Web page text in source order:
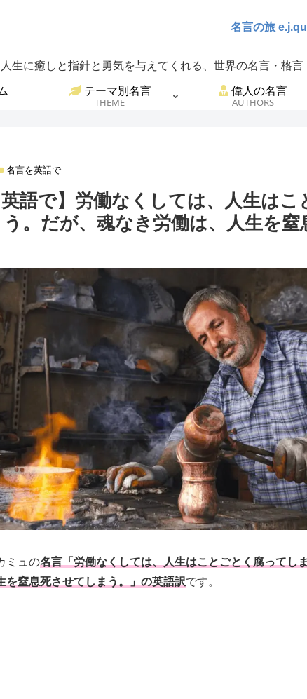
人生に癒しと指針と勇気を与えてくれる、世界の名言・格
テーマ別名言
THEME
偉人の名言
AUTHORS
名言を英語で
英語で】労働なくしては、人生は
。だが、魂なき労働は、人生を窒
ミュの名言「労働なくしては、人生はことごとく腐ってし
を窒息死させてしまう。」の英語訳です。